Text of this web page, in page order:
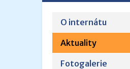
O internátu
Aktuality
Fotogalerie